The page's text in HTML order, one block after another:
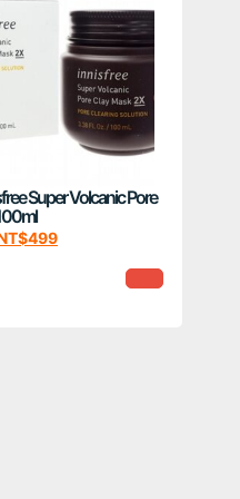
Super Volcanic Pore
499